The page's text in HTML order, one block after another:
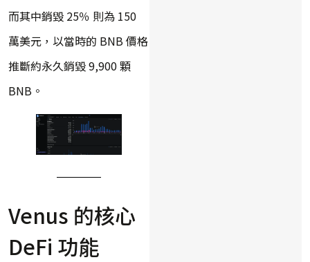
而其中銷毀 25％ 則為 150
萬美元，以當時的 BNB 價格
推斷約永久銷毀 9,900 顆
BNB。
Venus 的核心
DeFi 功能